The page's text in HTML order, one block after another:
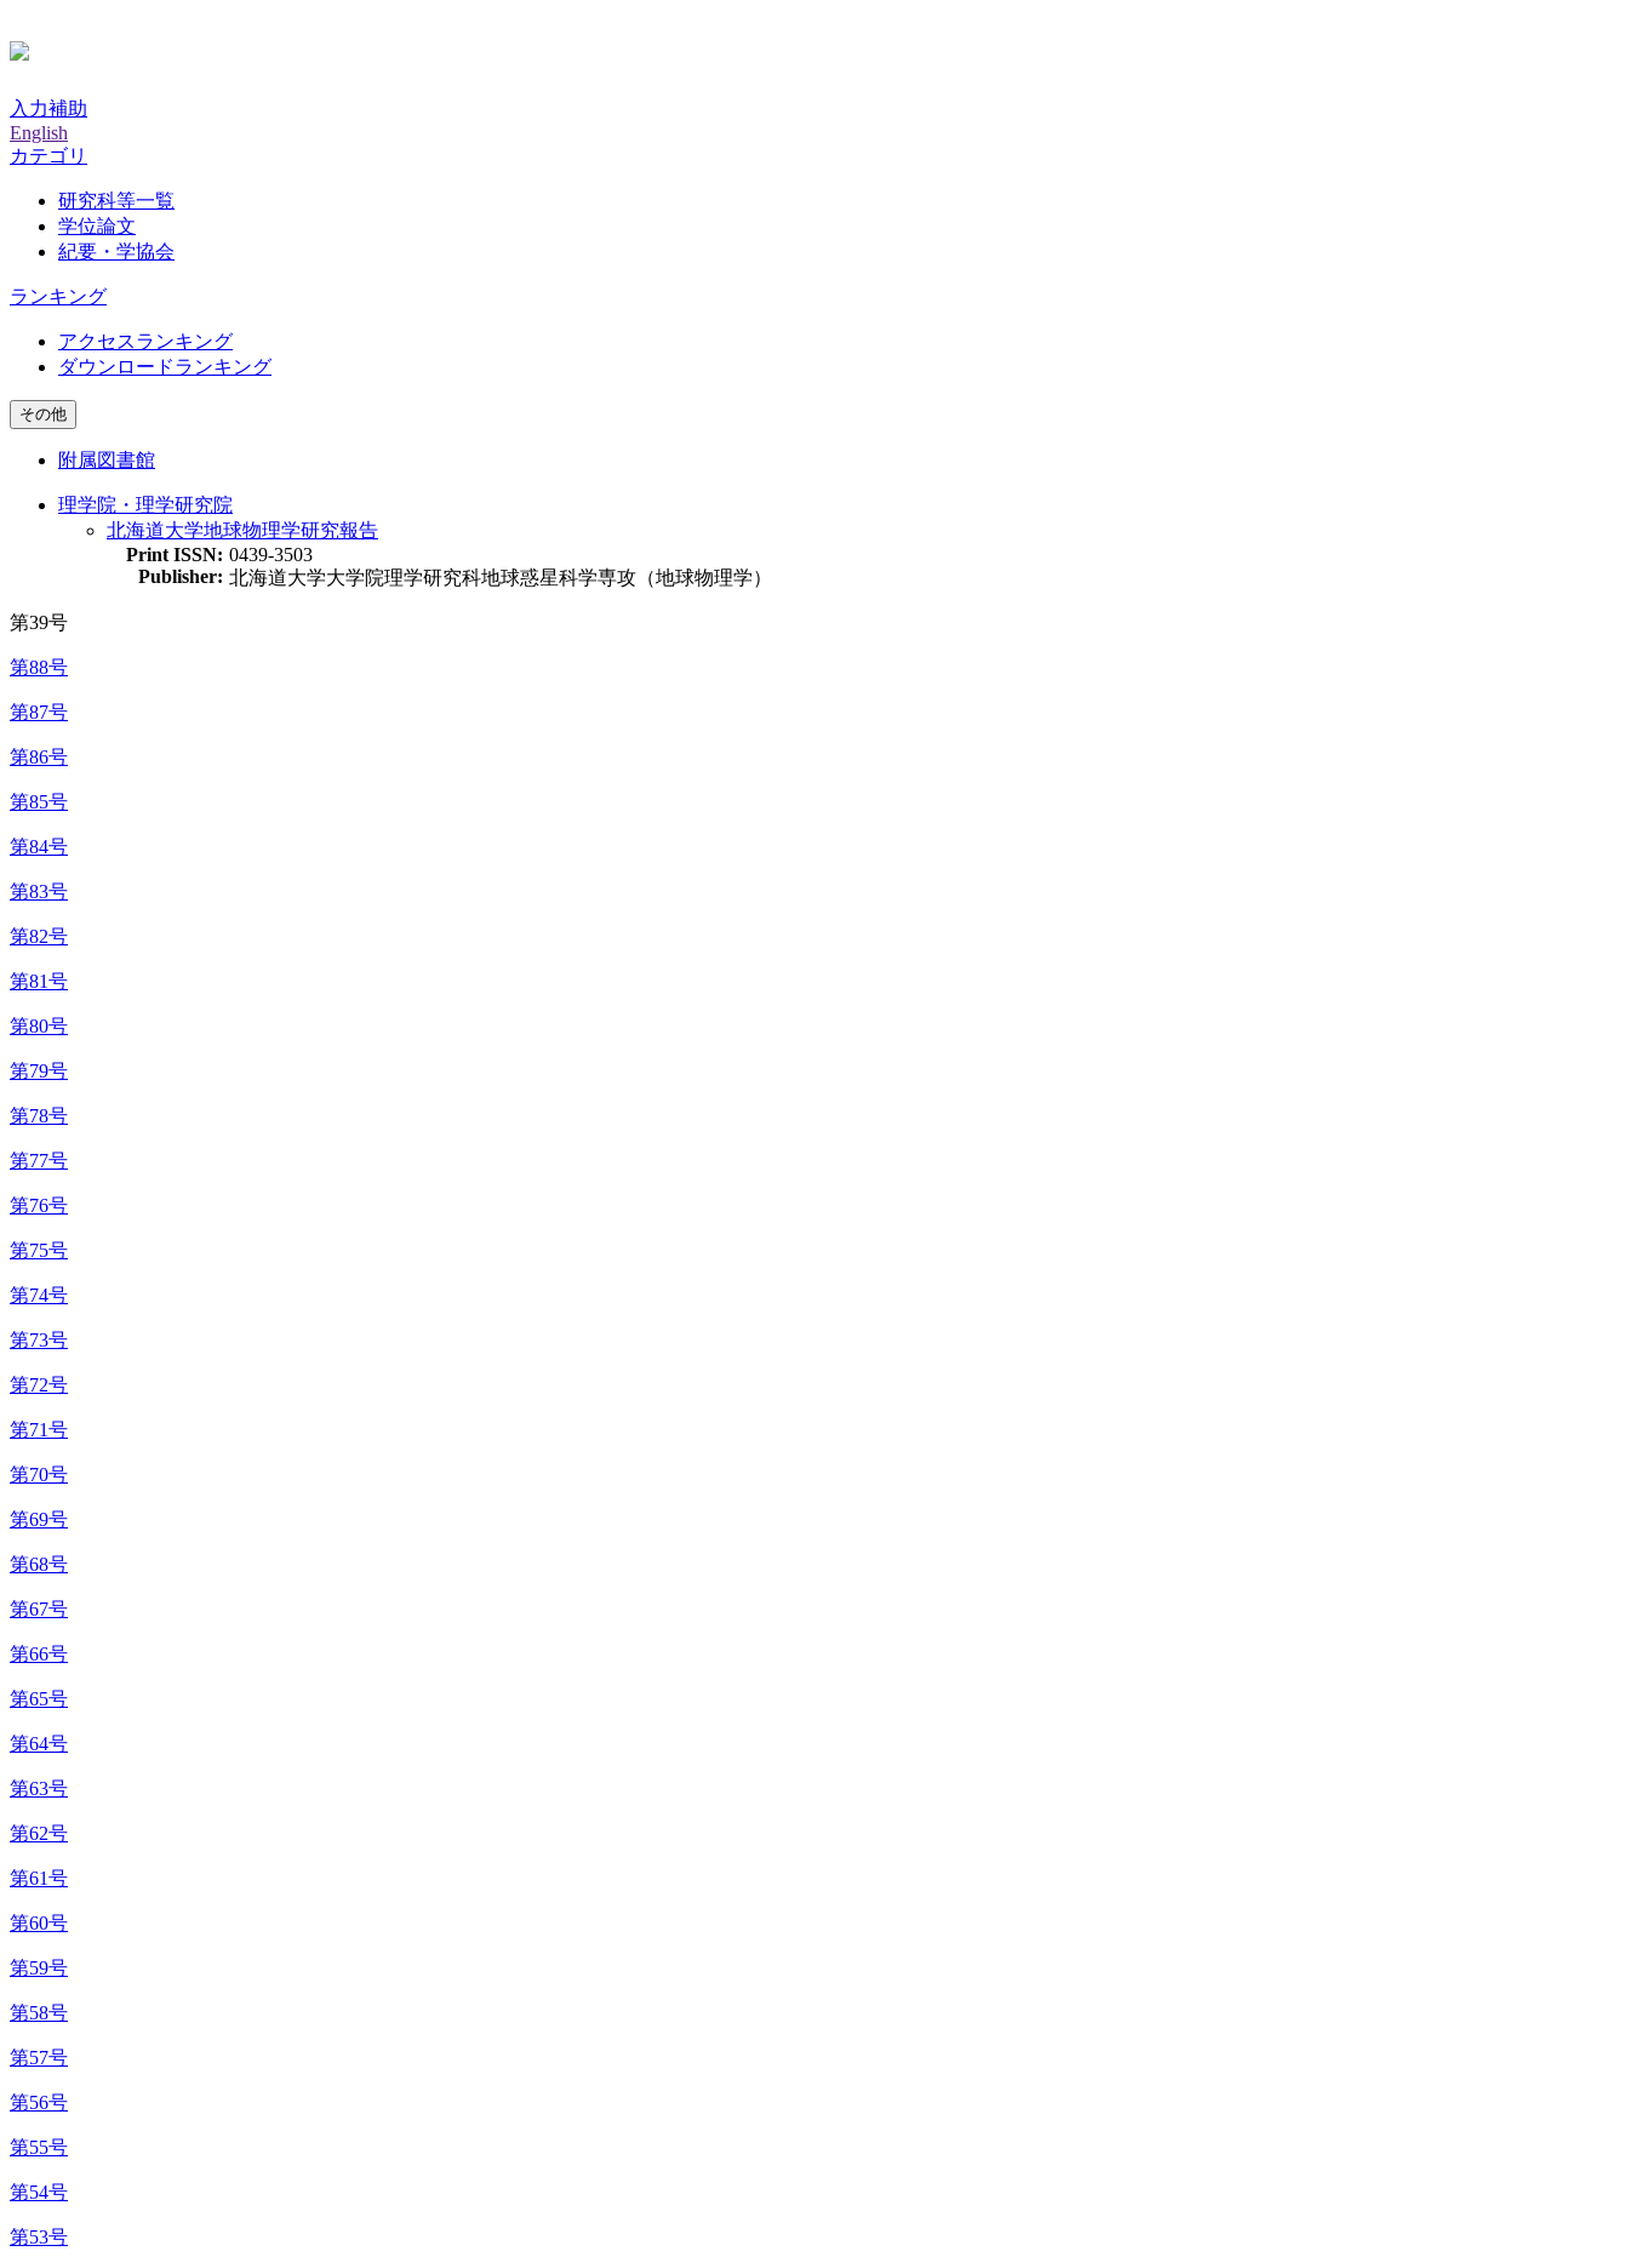
入力補助
English
カテゴリ
研究科等一覧
学位論文
紀要・学協会
ランキング
アクセスランキング
ダウンロードランキング
その他
附属図書館
理学院・理学研究院
北海道大学地球物理学研究報告
Print ISSN: 0439-3503
Publisher: 北海道大学大学院理学研究科地球惑星科学専攻（地球物理学）
第39号
第88号
第87号
第86号
第85号
第84号
第83号
第82号
第81号
第80号
第79号
第78号
第77号
第76号
第75号
第74号
第73号
第72号
第71号
第70号
第69号
第68号
第67号
第66号
第65号
第64号
第63号
第62号
第61号
第60号
第59号
第58号
第57号
第56号
第55号
第54号
第53号